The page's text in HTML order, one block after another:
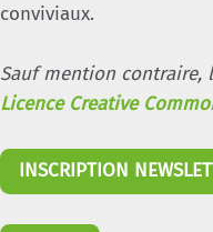
conviviaux.
Sauf mention contraire,
Licence Creative
INSCRIPTION